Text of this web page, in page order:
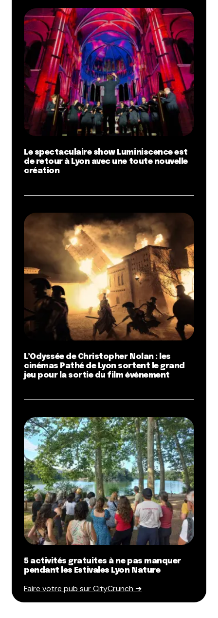
Le spectaculaire show Luminiscence est
de retour à Lyon avec une toute nouvelle
création
L’Odyssée de Christopher Nolan : les
cinémas Pathé de Lyon sortent le grand
jeu pour la sortie du film événement
5 activités gratuites à ne pas manquer
pendant les Estivales Lyon Nature
Faire votre pub sur CityCrunch ➔